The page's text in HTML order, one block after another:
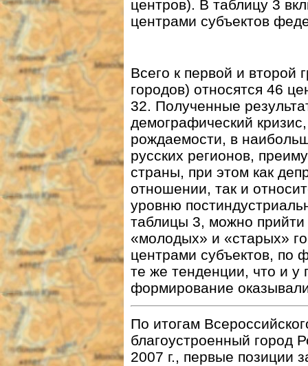
центров). В таблицу 3
центрами субъектов
Всего к первой и
городов) относятся 46
32. Полученные
демографический
рождаемости, в
русских регионов,
страны, при этом как
отношении, так и
уровню
таблицы 3, можно прийти
«молодых» и «старых»
центрами субъектов, по
те же тенденции, что и у
формирование
По итогам
благоустроенный город
2007 г., первые позиции